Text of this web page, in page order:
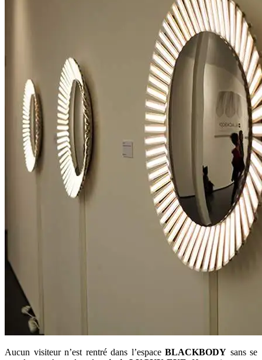
Aucun visiteur n’est rentré dans l’espace BLACKBODY sans se